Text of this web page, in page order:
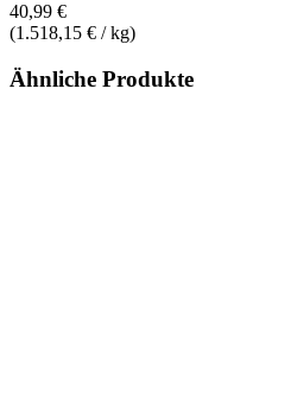
40,99 €
(1.518,15 € / kg)
Ähnliche Produkte